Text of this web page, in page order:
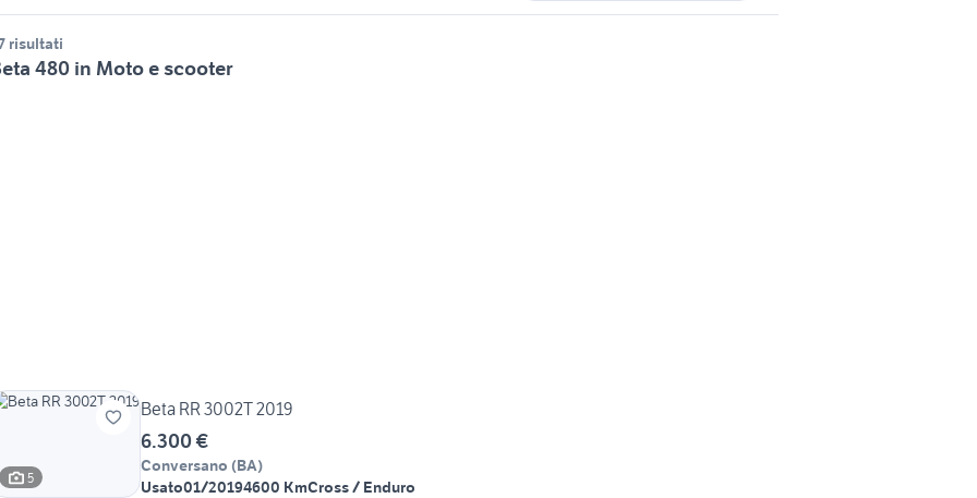
risultati
480 in Moto e scooter
5
Beta RR 3002T 2019
6.300 €
Conversano (BA)
Usato01/20194600 KmCross / Enduro